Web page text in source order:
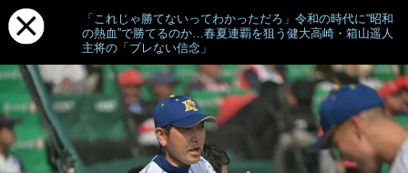
「これじゃ勝てないってわかっただろ」令和の時代に“昭和
の熱血”で勝てるのか…春夏連覇を狙う健大高崎・箱山遥人
主将の「ブレない信念」